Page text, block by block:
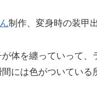
制作、変身時の装甲
体を纏っていって、
には色がついている